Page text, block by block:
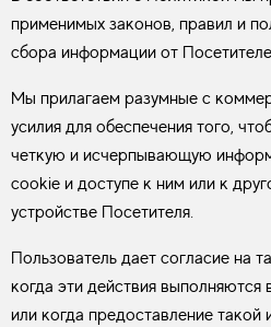
применимых законов, правил и
сбора информации от
Мы прилагаем разумные с
усилия для обеспечения того,
четкую и исчерпывающую
cookie и доступе к ним или к
устройстве Посетителя.
Пользователь дает согласие на
когда эти действия
или когда предоставление